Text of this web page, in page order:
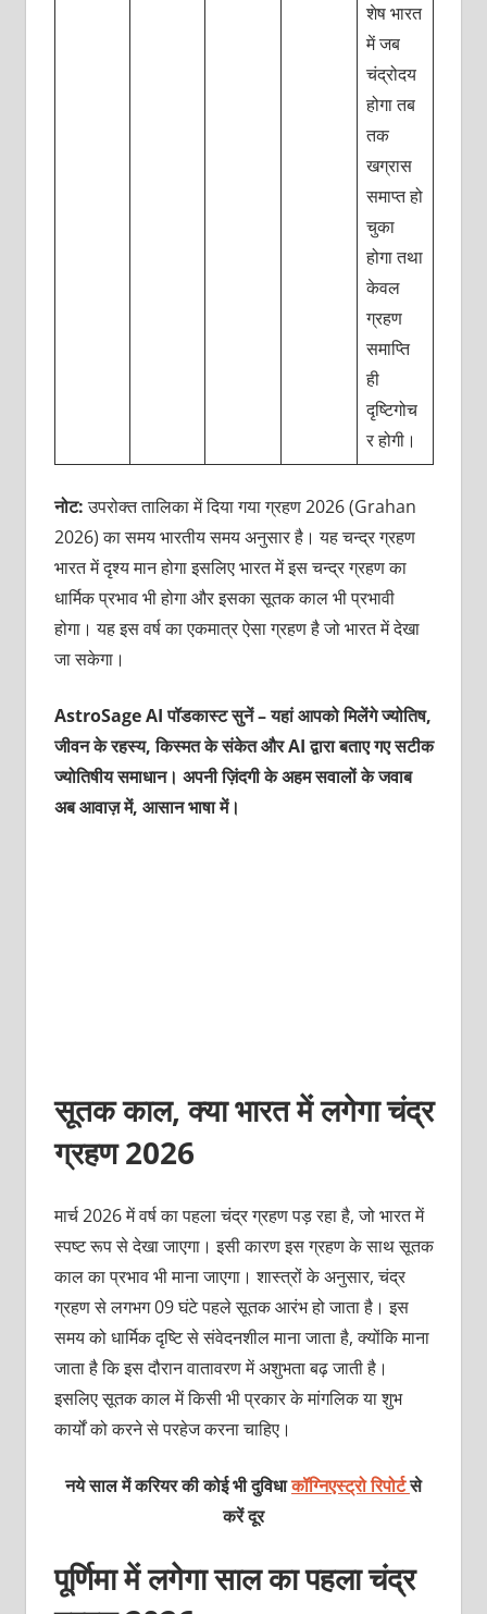
शेष भारत
में जब
चंद्रोदय
होगा तब
तक
खग्रास
समाप्त हो
चुका
होगा तथा
केवल
ग्रहण
समाप्ति
ही
दृष्टिगोच
र होगी।
नोट:उपरोक्त तालिका में दिया गया ग्रहण 2026 (Grahan
2026) का समय भारतीय समय अनुसार है। यह चन्द्र ग्रहण
भारत में दृश्य मान होगा इसलिए भारत में इस चन्द्र ग्रहण का
धार्मिक प्रभाव भी होगा और इसका सूतक काल भी प्रभावी
होगा। यह इस वर्ष का एकमात्र ऐसा ग्रहण है जो भारत में देखा
जा सकेगा।
AstroSage AI पॉडकास्ट सुनें – यहां आपको मिलेंगे ज्योतिष,
जीवन के रहस्य, किस्मत के संकेत और AI द्वारा बताए गए सटीक
ज्योतिषीय समाधान। अपनी ज़िंदगी के अहम सवालों के जवाब
अब आवाज़ में, आसान भाषा में।
सूतक काल, क्या भारत में लगेगा चंद्र
ग्रहण2026
मार्च 2026 में वर्ष का पहला चंद्र ग्रहण पड़ रहा है, जो भारत में
स्पष्ट रूप से देखा जाएगा। इसी कारण इस ग्रहण के साथ सूतक
काल का प्रभाव भी माना जाएगा। शास्त्रों के अनुसार, चंद्र
ग्रहण से लगभग 09 घंटे पहले सूतक आरंभ हो जाता है। इस
समय को धार्मिक दृष्टि से संवेदनशील माना जाता है, क्योंकि माना
जाता है कि इस दौरान वातावरण में अशुभता बढ़ जाती है।
इसलिए सूतक काल में किसी भी प्रकार के मांगलिक या शुभ
कार्यों को करने से परहेज करना चाहिए।
नये साल में करियर की कोई भी दुविधाकॉग्निएस्ट्रो रिपोर्टसे
करें दूर
पूर्णिमा में लगेगा साल का पहला चंद्र